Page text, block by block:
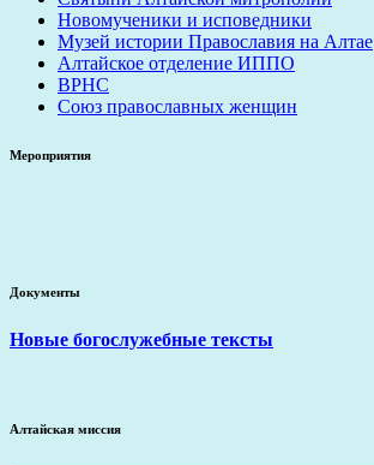
Новомученики и исповедники
Музей истории Православия на Алтае
Алтайское отделение ИППО
ВРНС
Союз православных женщин
Мероприятия
Документы
Новые богослужебные тексты
Алтайская миссия